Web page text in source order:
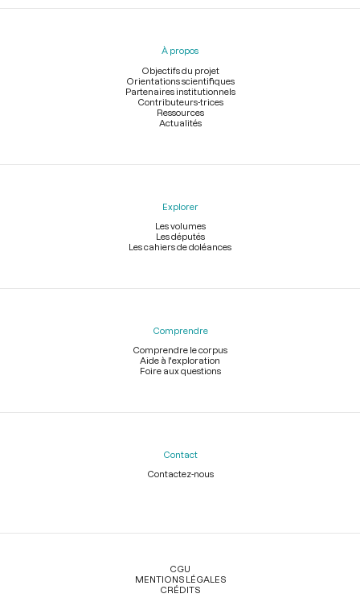
Menu
À propos
Objectifs du projet
Orientations scientifiques
Partenaires institutionnels
Contributeurs-trices
Ressources
Actualités
Explorer
Les volumes
Les députés
Les cahiers de doléances
Comprendre
Comprendre le corpus
Aide à l'exploration
Foire aux questions
Contact
Contactez-nous
Légal
CGU
MENTIONS LÉGALES
CRÉDITS